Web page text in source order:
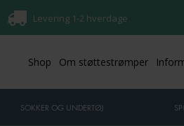
Levering 1-2 hverdage
Shop Om støttestrømper
SOKKER OG UNDERTØJ